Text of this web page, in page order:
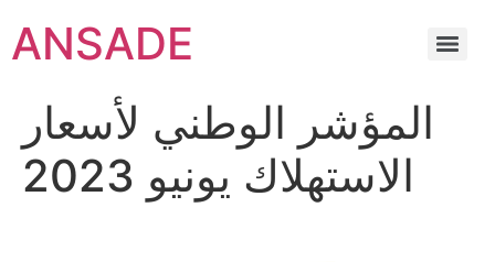
ANSADE
المؤشر الوطني لأسعار
الاستهلاك يونيو 2023